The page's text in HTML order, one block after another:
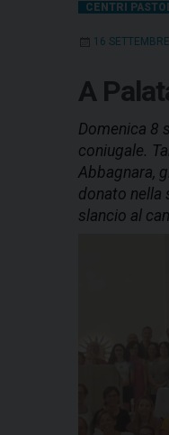
CENTRI
16
A
Domenica 8
coniugale.
Abbagnara,
donato nella
slancio al